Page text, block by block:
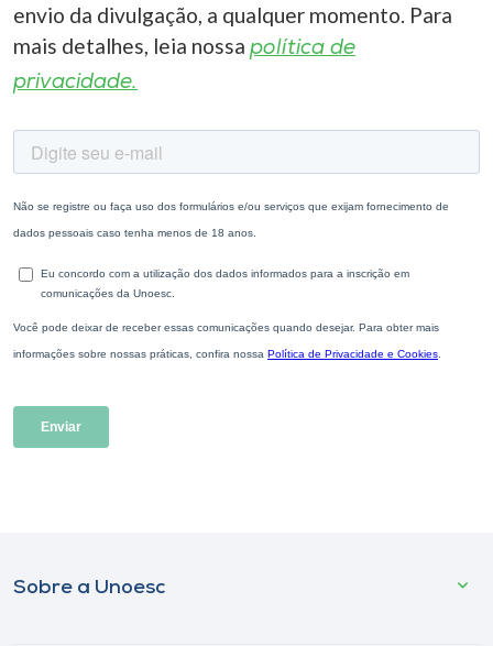
envio da divulgação, a qualquer momento. Para
mais detalhes, leia nossa política de
privacidade.
Sobre a Unoesc